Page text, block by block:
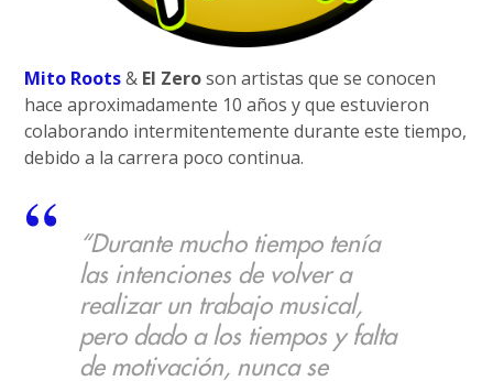
Mito Roots& El Zeroson artistas que se conocen
hace aproximadamente 10 años y que estuvieron
colaborando intermitentemente durante este tiempo,
debido a la carrera poco continua.
“Durante mucho tiempo tenía
las intenciones de volver a
realizar un trabajo musical,
pero dado a los tiempos y falta
de motivación, nunca se